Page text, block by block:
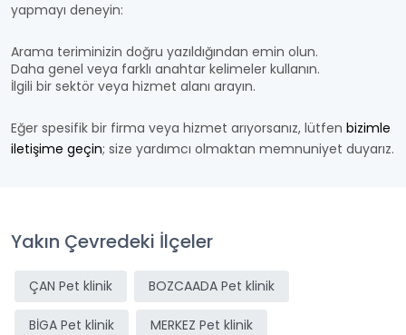
yapmayı deneyin:
Arama teriminizin doğru yazıldığından emin olun.
Daha genel veya farklı anahtar kelimeler kullanın.
İlgili bir sektör veya hizmet alanı arayın.
Eğer spesifik bir firma veya hizmet arıyorsanız, lütfen bizimle
iletişime geçin; size yardımcı olmaktan memnuniyet duyarız.
Yakın Çevredeki İlçeler
ÇAN Pet klinik BOZCAADA Pet klinik
BİGA Pet klinik MERKEZ Pet klinik